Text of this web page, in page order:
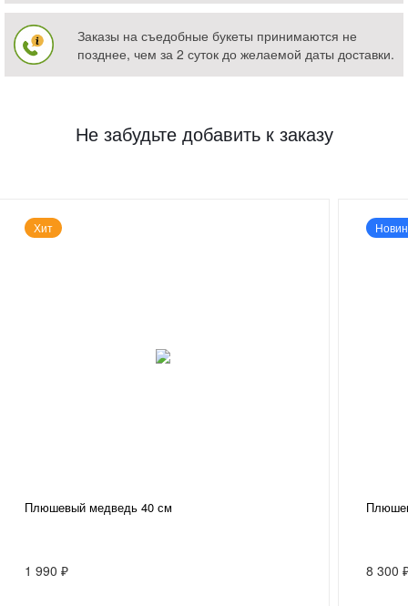
Заказы на съедобные букеты принимаются не
позднее, чем за 2 суток до желаемой даты доставки.
Не забудьте добавить к заказу
Хит
Плюшевый медведь 40 см
1 990 ₽ 8 300